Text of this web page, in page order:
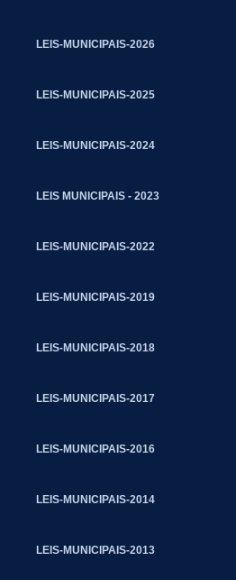
LEIS-MUNICIPAIS-2026
LEIS-MUNICIPAIS-2025
LEIS-MUNICIPAIS-2024
LEIS MUNICIPAIS - 2023
LEIS-MUNICIPAIS-2022
LEIS-MUNICIPAIS-2019
LEIS-MUNICIPAIS-2018
LEIS-MUNICIPAIS-2017
LEIS-MUNICIPAIS-2016
LEIS-MUNICIPAIS-2014
LEIS-MUNICIPAIS-2013